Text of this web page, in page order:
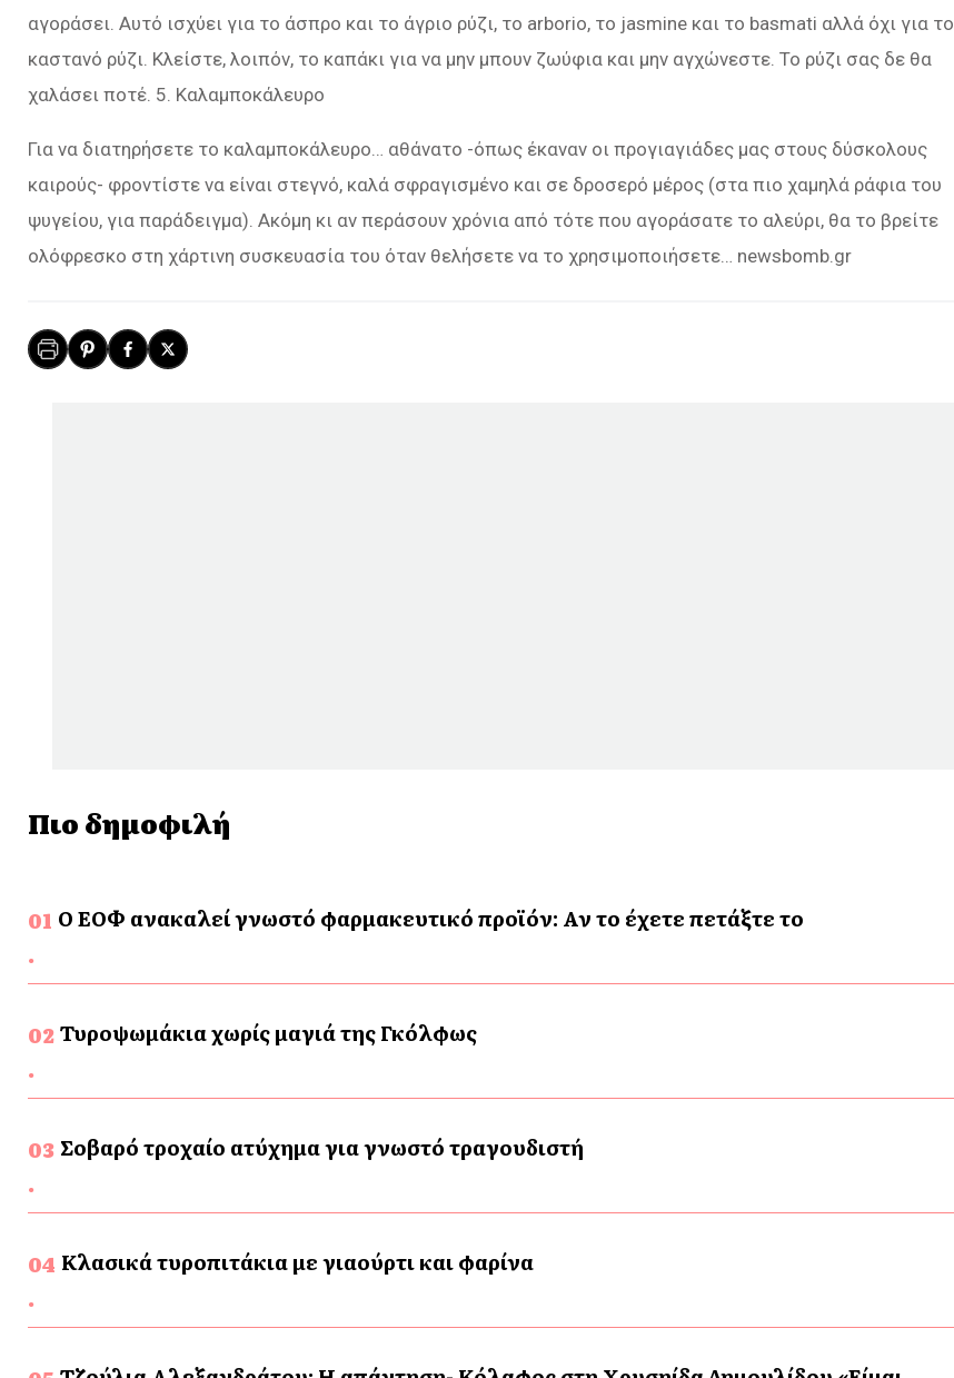
αγοράσει. Αυτό ισχύει για το άσπρο και το άγριο ρύζι, το arborio, το jasmine και το basmati αλλά όχι για το
καστανό ρύζι. Κλείστε, λοιπόν, το καπάκι για να μην μπουν ζωύφια και μην αγχώνεστε. Το ρύζι σας δε θα
χαλάσει ποτέ. 5. Καλαμποκάλευρο
Για να διατηρήσετε το καλαμποκάλευρο… αθάνατο -όπως έκαναν οι προγιαγιάδες μας στους δύσκολους
καιρούς- φροντίστε να είναι στεγνό, καλά σφραγισμένο και σε δροσερό μέρος (στα πιο χαμηλά ράφια του
ψυγείου, για παράδειγμα). Ακόμη κι αν περάσουν χρόνια από τότε που αγοράσατε το αλεύρι, θα το βρείτε
ολόφρεσκο στη χάρτινη συσκευασία του όταν θελήσετε να το χρησιμοποιήσετε… newsbomb.gr
Πιο δημοφιλή
Ο ΕΟΦ ανακαλεί γνωστό φαρμακευτικό προϊόν: Αν το έχετε πετάξτε το
Τυροψωμάκια χωρίς μαγιά της Γκόλφως
Σοβαρό τροχαίο ατύχημα για γνωστό τραγουδιστή
Κλασικά τυροπιτάκια με γιαούρτι και φαρίνα